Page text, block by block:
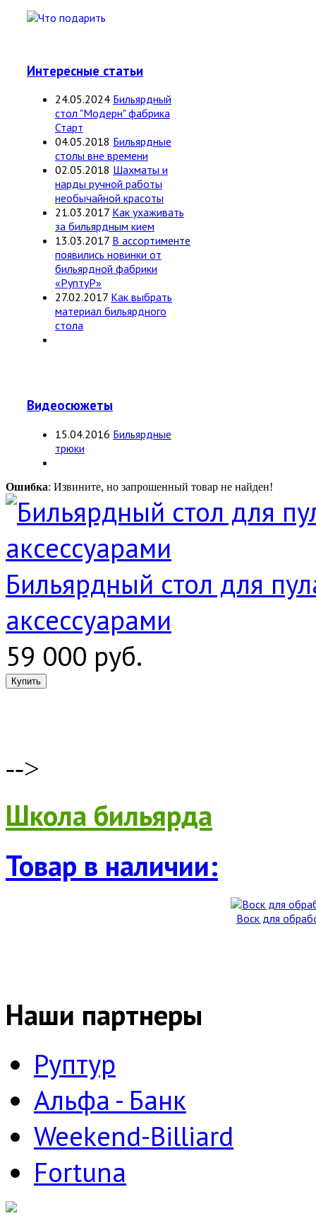
Интересные статьи
24.05.2024 Бильярдный
стол "Модерн" фабрика
Старт
04.05.2018 Бильярдные
столы вне времени
02.05.2018 Шахматы и
нарды ручной работы
необычайной красоты
21.03.2017 Как ухаживать
за бильярдным кием
13.03.2017 В ассортименте
появились новинки от
бильярдной фабрики
«РуптуР»
27.02.2017 Как выбрать
материал бильярдного
стола
Видеосюжеты
15.04.2016 Бильярдные
трюки
Ошибка: Извините, но запрошенный товар не найден!
Бильярдный стол для
аксессуарами
59 000 руб.
-->
Школа бильярда
Товар в наличии:
Воск для
Наши партнеры
Руптур
Альфа - Банк
Weekend-Billiard
Fortuna